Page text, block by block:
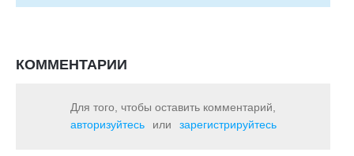
КОММЕНТАРИИ
Для того, чтобы оставить комментарий,
авторизуйтесь
или зарегистрируйтесь